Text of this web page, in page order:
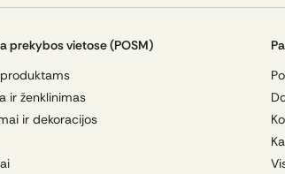
prekybos vietose (POSM)
ir ženklinimas
ir dekoracijos